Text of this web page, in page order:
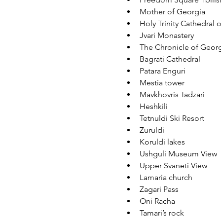
Mother of Georgia
Holy Trinity Cathedral
Jvari Monastery
The Chronicle of
Bagrati Cathedral
Patara Enguri
Mestia tower
Mavkhovris Tadzari
Heshkili
Tetnuldi Ski Resort
Zuruldi
Koruldi lakes
Ushguli Museum View
Upper Svaneti View
Lamaria church
Zagari Pass
Oni Racha
Tamari’s rock